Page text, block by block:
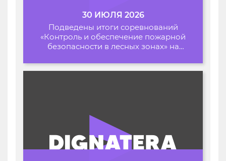
30 ИЮЛЯ 2026
Подведены итоги соревнований
«Контроль и обеспечение пожарной
безопасности в лесных зонах» на